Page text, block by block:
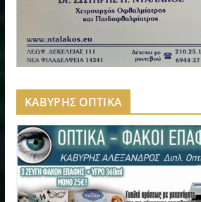
ΚΑΒΥΡΗΣ ΟΠΤΙΚΑ